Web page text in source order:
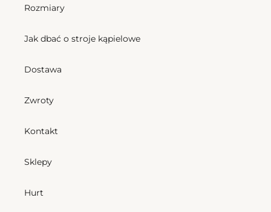
Rozmiary
Jak dbać o stroje kąpielowe
Dostawa
Zwroty
Kontakt
Sklepy
Hurt